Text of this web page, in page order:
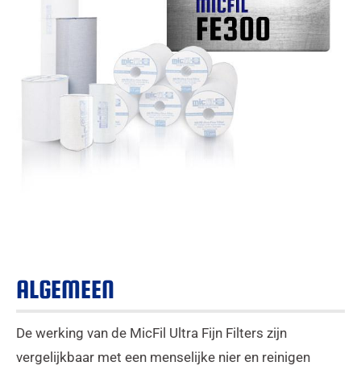
ALGEMEEN
De werking van de MicFil Ultra Fijn Filters zijn
vergelijkbaar met een menselijke nier en reinigen